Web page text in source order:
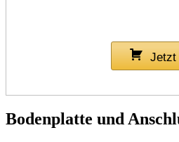
Jetzt
Bodenplatte und